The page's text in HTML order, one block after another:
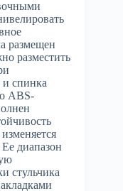
размещен
разместить
и спинка
ABS-
диапазон
стульчика